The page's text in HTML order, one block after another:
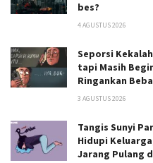
bes?
4 AGUSTUS 2026
Seporsi
tapi Masih
Ringankan
3 AGUSTUS 2026
Tangis Sunyi
Hidupi
Jarang Pulang